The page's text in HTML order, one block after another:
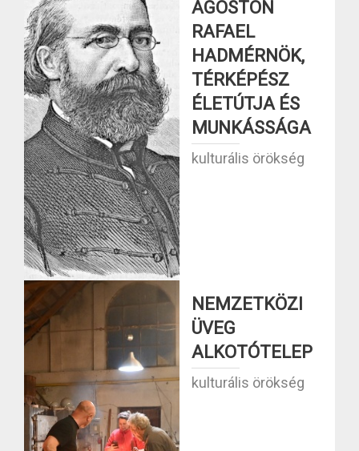
ÁGOSTON
RAFAEL
HADMÉRNÖK,
TÉRKÉPÉSZ
ÉLETÚTJA ÉS
MUNKÁSSÁGA
kulturális örökség
NEMZETKÖZI
ÜVEG
ALKOTÓTELEP
kulturális örökség